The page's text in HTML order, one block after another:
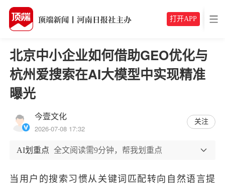
打开APP
北京中小企业如何借助GEO优化与
杭州爱搜索在AI大模型中实现精准
曝光
今壹文化
2026-07-08 17:32
关注
AI划重点 全文阅读需9分钟，帮我划重点
当用户的搜索习惯从关键词匹配转向自然语言提